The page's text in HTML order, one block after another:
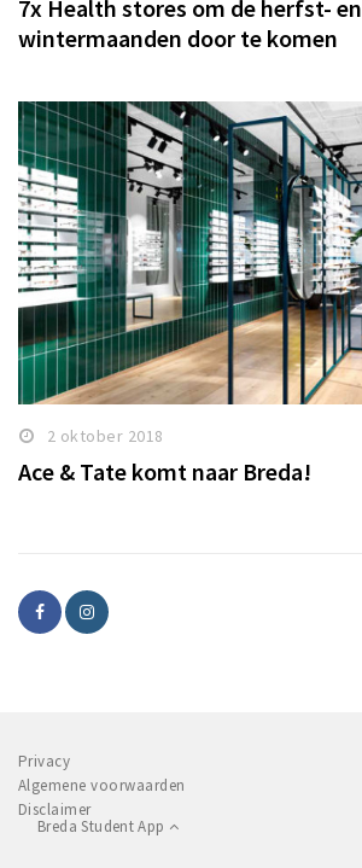
7x Health stores om de herfst- en
wintermaanden door te komen
2 oktober 2018
Ace & Tate komt naar Breda!
Privacy
Algemene voorwaarden
Disclaimer
Breda Student App